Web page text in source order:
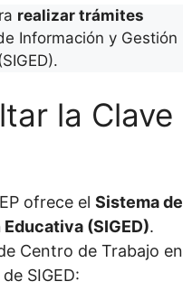
realizar trámites
Información y Gestión
la Clave
ofrece el Sistema de
(SIGED).
Centro de Trabajo en
SIGED: